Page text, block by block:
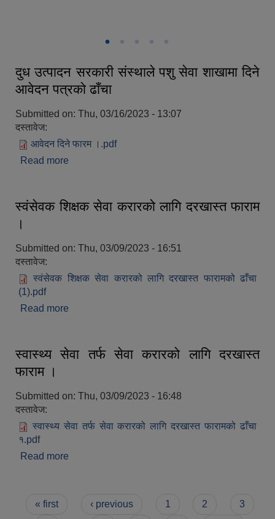
दुध उत्पादन सरकारी संस्थाले पशु सेवा शाखामा दिने
आवेदन पत्रको ढाँचा
Submitted on: Thu, 03/16/2023 - 13:07
दस्तावेज:
आवेदन दिने फारम ।.pdf
Read more
स्वंसेवक शिक्षक सेवा करारको लागि दरखास्त फाराम
।
Submitted on: Thu, 03/09/2023 - 16:51
दस्तावेज:
स्वंसेवक शिक्षक सेवा करारको लागि दरखास्त फारामको ढाँचा
(1).pdf
Read more
स्वास्थ्य सेवा तर्फ सेवा करारको लागि दरखास्त
फाराम ।
Submitted on: Thu, 03/09/2023 - 16:48
दस्तावेज:
स्वास्थ्य सेवा तर्फ सेवा करारको लागि दरखास्त फारामको ढाँचा
१.pdf
Read more
Pages
« first ‹ previous 1 2
3